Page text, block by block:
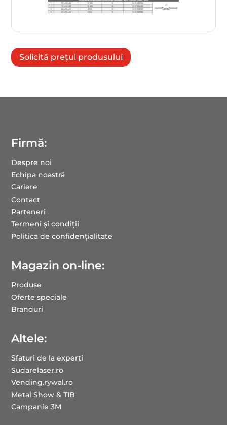
Solicită prețul produsului
Firmă:
Despre noi
Echipa noastră
Cariere
Contact
Parteneri
Termeni și condiții
Politica de confidențialitate
Magazin on-line:
Produse
Oferte speciale
Branduri
Altele:
Sfaturi de la experți
Sudarelaser.ro
Vending.rywal.ro
Metal Show & TIB
Campanie 3M